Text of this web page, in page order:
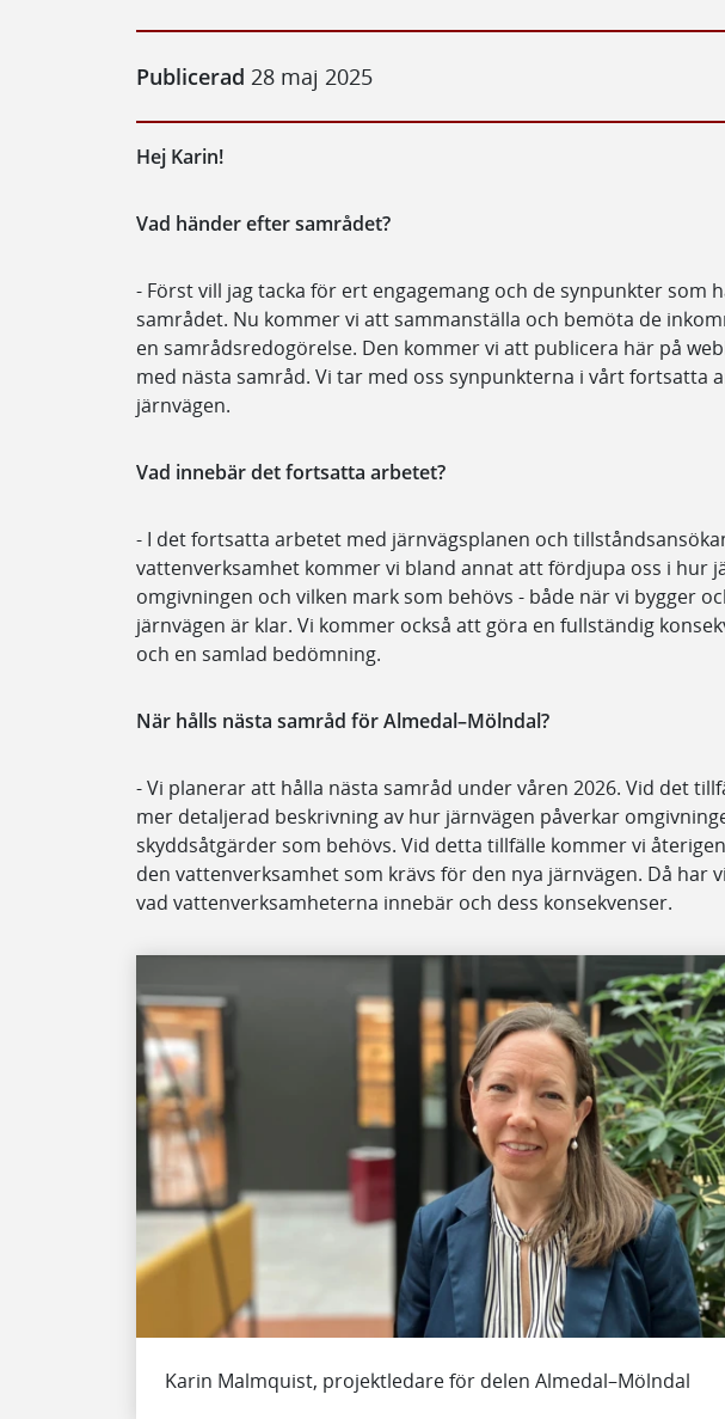
Publicerad 28 maj 2025
Hej Karin!
Vad händer efter samrådet?
- Först vill jag tacka för ert engagemang och de synpunkter som
samrådet. Nu kommer vi att sammanställa och bemöta de
en samrådsredogörelse. Den kommer vi att publicera här på
med nästa samråd. Vi tar med oss synpunkterna i vårt fortsatta
järnvägen.
Vad innebär det fortsatta arbetet?
- I det fortsatta arbetet med järnvägsplanen och
vattenverksamhet kommer vi bland annat att fördjupa oss i hur
omgivningen och vilken mark som behövs - både när vi bygger
järnvägen är klar. Vi kommer också att göra en fullständig
och en samlad bedömning.
När hålls nästa samråd för Almedal–Mölndal?
- Vi planerar att hålla nästa samråd under våren 2026. Vid det
mer detaljerad beskrivning av hur järnvägen påverkar
skyddsåtgärder som behövs. Vid detta tillfälle kommer vi
den vattenverksamhet som krävs för den nya järnvägen. Då har
vad vattenverksamheterna innebär och dess konsekvenser.
Karin Malmquist, projektledare för delen Almedal–Mölndal